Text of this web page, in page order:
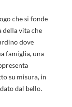
che si fonde
della vita che
dove
famiglia, una
su misura, in
dal bello.